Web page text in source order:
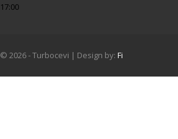
17:00
© 2026 - Turbocevi | Design by: Fi